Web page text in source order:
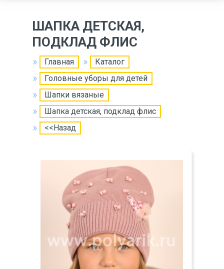
ШАПКА ДЕТСКАЯ,
ПОДКЛАД ФЛИС
Главная
Каталог
Головные уборы для детей
Шапки вязаные
Шапка детская, подклад флис
<<Назад